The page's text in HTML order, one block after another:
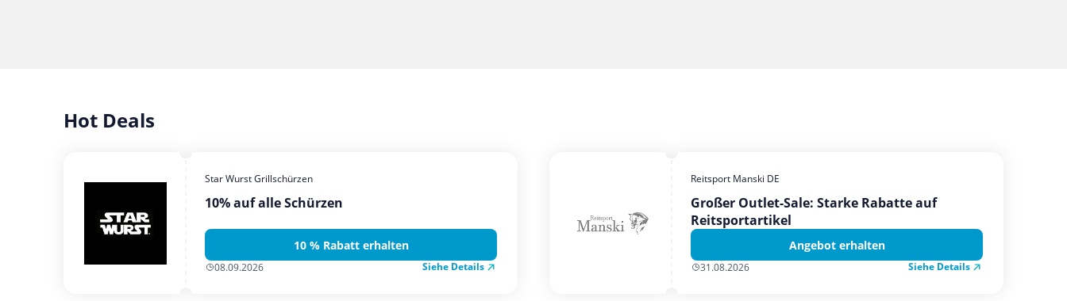
Hot Deals
Star Wurst Grillschürzen
10% auf alle Schürzen
10 % Rabatt erhalten
08.09.2026 Siehe Details
Reitsport Manski DE
Großer Outlet-Sale: Starke Rabatte auf
Reitsportartikel
Angebot erhalten
31.08.2026 Siehe Details